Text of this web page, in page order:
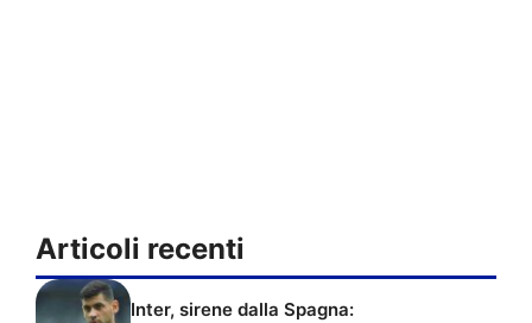
Articoli recenti
Inter, sirene dalla Spagna: